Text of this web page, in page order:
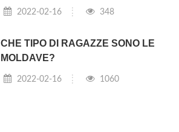
2022-02-16 348
CHE TIPO DI RAGAZZE SONO LE
MOLDAVE?
2022-02-16 1060